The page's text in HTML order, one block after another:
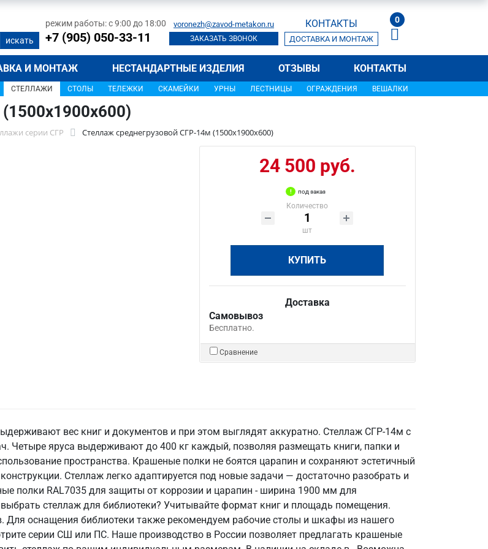
режим работы: с 9:00 до 18:00
+7 (905) 050-33-11
voronezh@zavod-metakon.ru
ЗАКАЗАТЬ ЗВОНОК
КОНТАКТЫ
ДОСТАВКА И МОНТАЖ
0
И МОНТАЖ НЕСТАНДАРТНЫЕ ИЗДЕЛИЯ ОТЗЫВЫ КОНТАКТЫ
СТЕЛЛАЖИ СТОЛЫ ТЕЛЕЖКИ СКАМЕЙКИ УРНЫ ЛЕСТНИЦЫ ОГРАЖДЕНИЯ ВЕШАЛКИ
серии СГР Стеллаж среднегрузовой СГР-14м (1500х1900х600)
24 500 руб.
под заказ
Количество
шт
КУПИТЬ
Доставка
Самовывоз
Бесплатно.
Сравнение
вес книг и документов и при этом выглядят аккуратно. Стеллаж СГР-14м с
Четыре яруса выдерживают до 400 кг каждый, позволяя размещать книги, папки и
пространства. Крашеные полки не боятся царапин и сохраняют эстетичный
Стеллаж легко адаптируется под новые задачи — достаточно разобрать и
полки RAL7035 для защиты от коррозии и царапин - ширина 1900 мм для
стеллаж для библиотеки? Учитывайте формат книг и площадь помещения.
оснащения библиотеки также рекомендуем рабочие столы и шкафы из нашего
серии СШ или ПС. Наше производство в России позволяет предлагать крашеные